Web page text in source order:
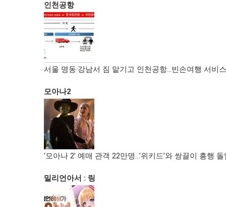
인천공항
서울 명동·강남서 짐 맡기고 인천공항…빈손여행 서비
모아나2
‘모아나 2’ 예매 관객 22만명…’위키드’와 쌍끌이 흥행 돌
밀리언아서 : 링